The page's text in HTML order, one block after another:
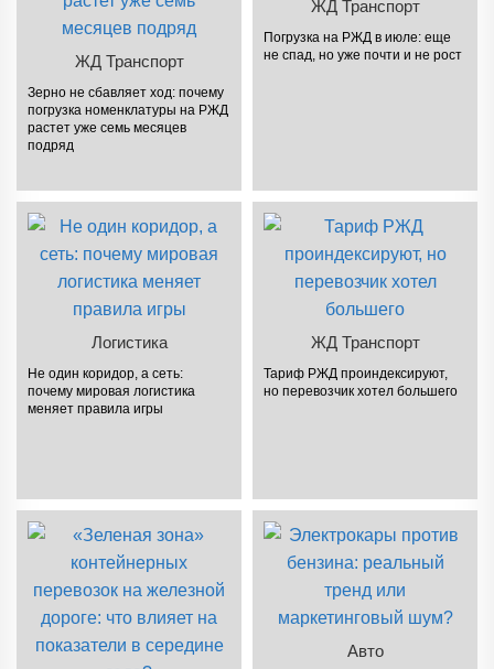
ЖД Транспорт
Зерно не сбавляет ход: почему
погрузка номенклатуры на РЖД
растет уже семь месяцев
подряд
ЖД Транспорт
Погрузка на РЖД в июле: еще
не спад, но уже почти и не рост
Логистика
Не один коридор, а сеть:
почему мировая логистика
меняет правила игры
ЖД Транспорт
Тариф РЖД проиндексируют,
но перевозчик хотел большего
Авто